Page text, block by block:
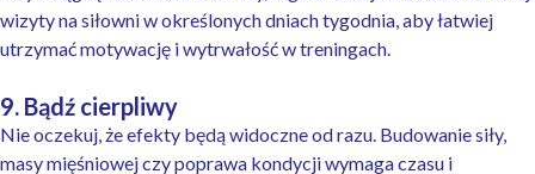
wizyty na siłowni w określonych dniach tygodnia, aby łatwiej
utrzymać motywację i wytrwałość w treningach.
9. Bądź cierpliwy
Nie oczekuj, że efekty będą widoczne od razu. Budowanie siły,
masy mięśniowej czy poprawa kondycji wymaga czasu i